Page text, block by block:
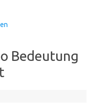
Bedeutung